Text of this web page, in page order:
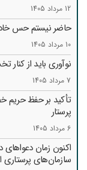
12 مرداد 1405
حاضر نیستم حس
10 مرداد 1405
نوآوری باید از کنار
7 مرداد 1405
تأکید بر حفظ حریم
پرستار
6 مرداد 1405
اکنون زمان دعواهای
سازمان‌های